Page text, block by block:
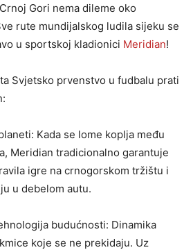
Gori nema dileme oko
rute mundijalskog ludila sijeku se
u sportskoj kladionici Meridian!
Svjetsko prvenstvo u fudbalu prati
Kada se lome koplja među
Meridian tradicionalno garantuje
igre na crnogorskom tržištu i
u debelom autu.
budućnosti: Dinamika
koje se ne prekidaju. Uz